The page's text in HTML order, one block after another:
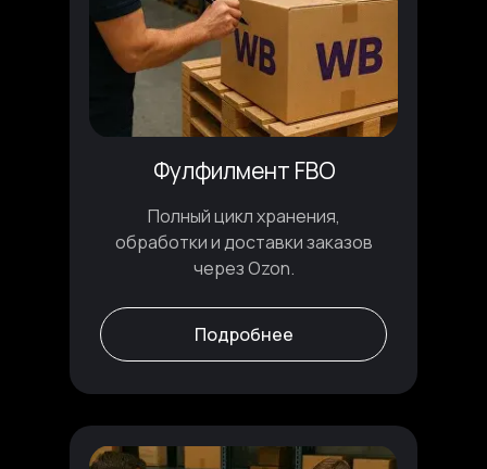
Фулфилмент FBO
Подробнее
Полный цикл хранения,
обработки и доставки заказов
через Ozon.